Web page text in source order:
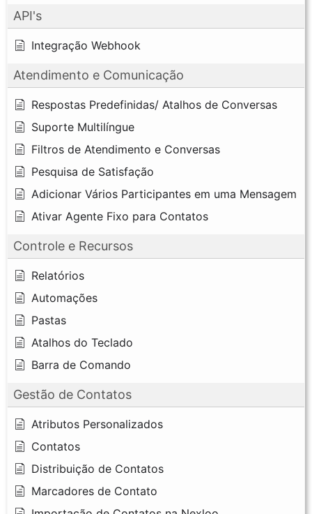
API's
Integração Webhook
Atendimento e Comunicação
Respostas Predefinidas/ Atalhos de Conversas
Suporte Multilíngue
Filtros de Atendimento e Conversas
Pesquisa de Satisfação
Adicionar Vários Participantes em uma Mensagem
Ativar Agente Fixo para Contatos
Controle e Recursos
Relatórios
Automações
Pastas
Atalhos do Teclado
Barra de Comando
Gestão de Contatos
Atributos Personalizados
Contatos
Distribuição de Contatos
Marcadores de Contato